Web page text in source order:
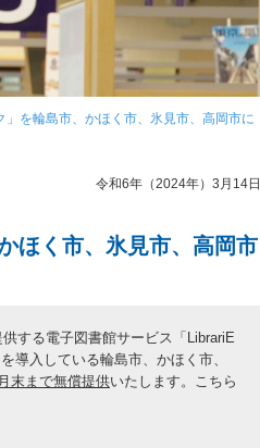
を輪島市、かほく市、氷見市、高岡市に
令和6年（2024年）3月14日
ほく市、氷見市、高岡市
する電子図書館サービス「LibrariE
導入している輪島市、かほく市、
末まで無償提供いたします。こちら